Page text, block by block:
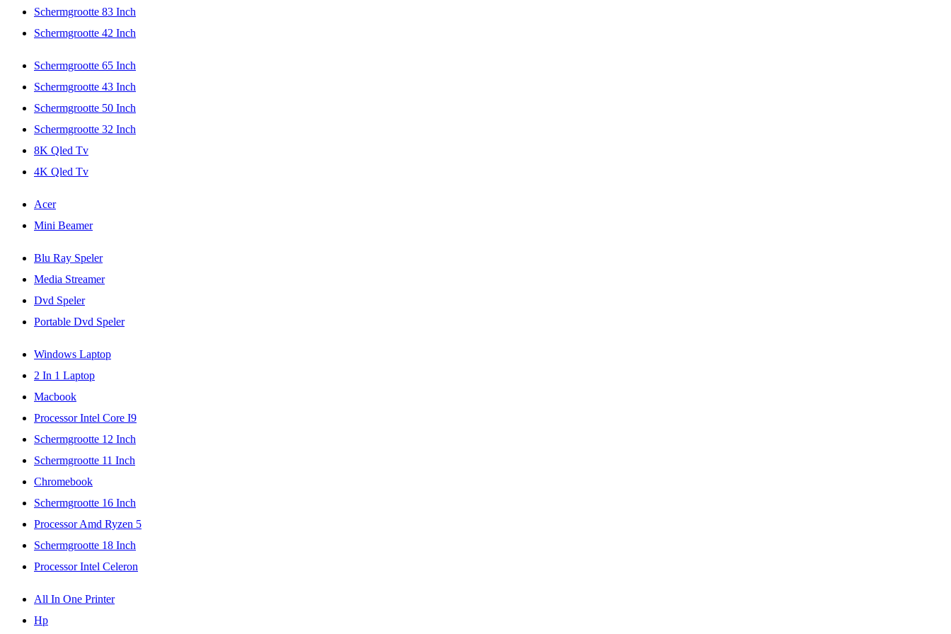
Schermgrootte 83 Inch
Schermgrootte 42 Inch
Schermgrootte 65 Inch
Schermgrootte 43 Inch
Schermgrootte 50 Inch
Schermgrootte 32 Inch
8K Qled Tv
4K Qled Tv
Acer
Mini Beamer
Blu Ray Speler
Media Streamer
Dvd Speler
Portable Dvd Speler
Windows Laptop
2 In 1 Laptop
Macbook
Processor Intel Core I9
Schermgrootte 12 Inch
Schermgrootte 11 Inch
Chromebook
Schermgrootte 16 Inch
Processor Amd Ryzen 5
Schermgrootte 18 Inch
Processor Intel Celeron
All In One Printer
Hp